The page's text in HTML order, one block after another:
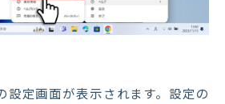
設定画面が表示されます。設定の